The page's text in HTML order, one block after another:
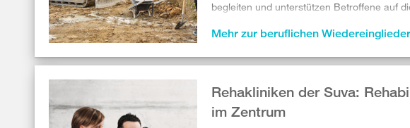
begleiten und unterstützen Betroffene auf
Mehr zur beruflichen
Rehakliniken der Suva:
im Zentrum